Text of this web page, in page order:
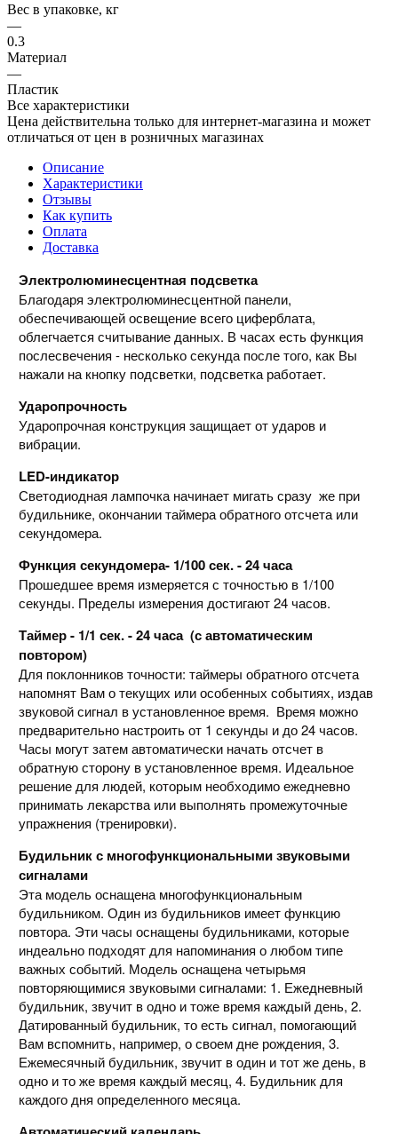
Вес в упаковке, кг
—
0.3
Материал
—
Пластик
Все характеристики
Цена действительна только для интернет-магазина и может
отличаться от цен в розничных магазинах
Описание
Характеристики
Отзывы
Как купить
Оплата
Доставка
Электролюминесцентная подсветка
Благодаря электролюминесцентной панели,
обеспечивающей освещение всего циферблата,
облегчается считывание данных. В часах есть функция
послесвечения - несколько секунда после того, как Вы
нажали на кнопку подсветки, подсветка работает.
Ударопрочность
Ударопрочная конструкция защищает от ударов и
вибрации.
LED-индикатор
Светодиодная лампочка начинает мигать сразу же при
будильнике, окончании таймера обратного отсчета или
секундомера.
Функция секундомера- 1/100 сек. - 24 часа
Прошедшее время измеряется с точностью в 1/100
секунды. Пределы измерения достигают 24 часов.
Таймер - 1/1 сек. - 24 часа (с автоматическим
повтором)
Для поклонников точности: таймеры обратного отсчета
напомнят Вам о текущих или особенных событиях, издав
звуковой сигнал в установленное время. Время можно
предварительно настроить от 1 секунды и до 24 часов.
Часы могут затем автоматически начать отсчет в
обратную сторону в установленное время. Идеальное
решение для людей, которым необходимо ежедневно
принимать лекарства или выполнять промежуточные
упражнения (тренировки).
Будильник с многофункциональными звуковыми
сигналами
Эта модель оснащена многофункциональным
будильником. Один из будильников имеет функцию
повтора. Эти часы оснащены будильниками, которые
индеально подходят для напоминания о любом типе
важных событий. Модель оснащена четырьмя
повторяющимися звуковыми сигналами: 1. Ежедневный
будильник, звучит в одно и тоже время каждый день, 2.
Датированный будильник, то есть сигнал, помогающий
Вам вспомнить, например, о своем дне рождения, 3.
Ежемесячный будильник, звучит в один и тот же день, в
одно и то же время каждый месяц, 4. Будильник для
каждого дня определенного месяца.